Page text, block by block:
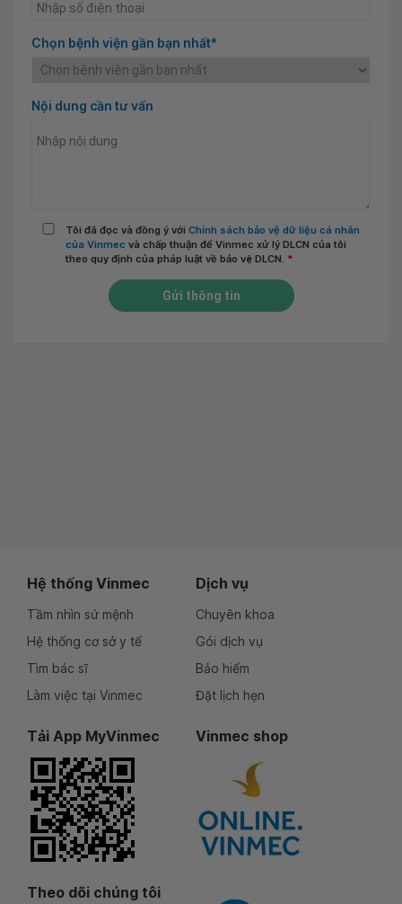
Chọn bệnh viện gần bạn nhất*
Nội dung cần tư vấn
Tôi đã đọc và đồng ý với Chính sách bảo vệ dữ liệu cá nhân
của Vinmec và chấp thuận để Vinmec xử lý DLCN của tôi
theo quy định của pháp luật về bảo vệ DLCN. *
Gửi thông tin
Hệ thống Vinmec
Tầm nhìn sứ mệnh
Hệ thống cơ sở y tế
Tìm bác sĩ
Làm việc tại Vinmec
Dịch vụ
Chuyên khoa
Gói dịch vụ
Bảo hiểm
Đặt lịch hẹn
Tải App MyVinmec Vinmec shop
Theo dõi chúng tôi